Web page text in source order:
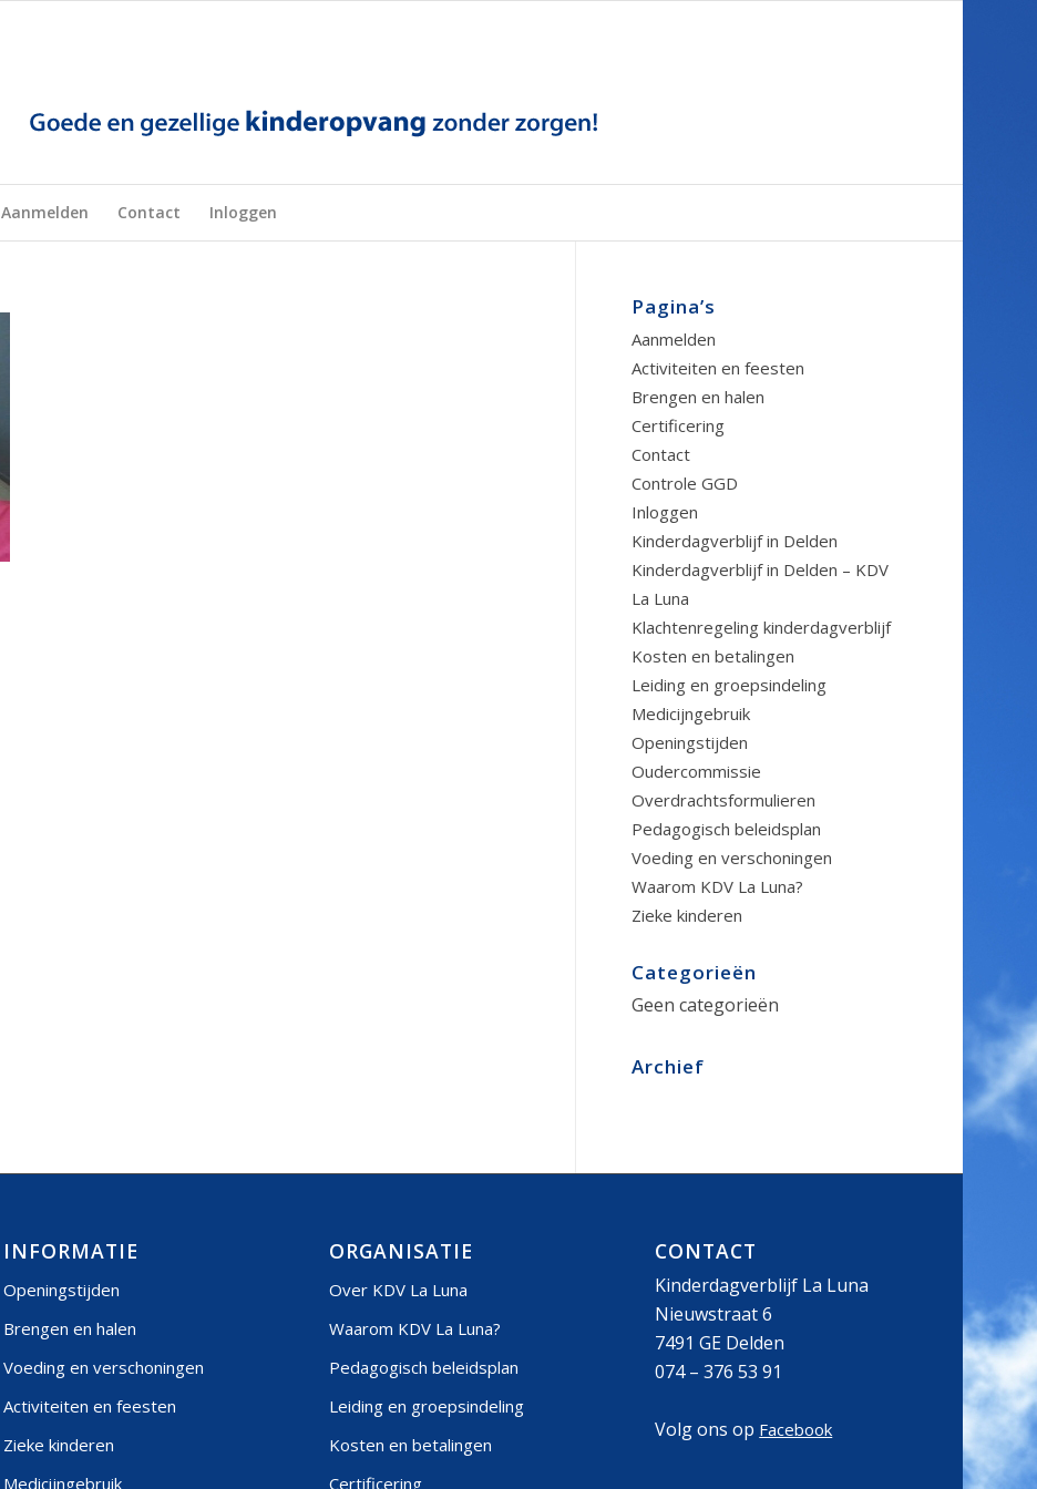
Aanmelden Contact Inloggen
Pagina’s
Aanmelden
Activiteiten en feesten
Brengen en halen
Certificering
Contact
Controle GGD
Inloggen
Kinderdagverblijf in Delden
Kinderdagverblijf in Delden – KDV
La Luna
Klachtenregeling kinderdagverblijf
Kosten en betalingen
Leiding en groepsindeling
Medicijngebruik
Openingstijden
Oudercommissie
Overdrachtsformulieren
Pedagogisch beleidsplan
Voeding en verschoningen
Waarom KDV La Luna?
Zieke kinderen
Categorieën
Geen categorieën
Archief
INFORMATIE
Openingstijden
Brengen en halen
Voeding en verschoningen
Activiteiten en feesten
Zieke kinderen
Medicijngebruik
ORGANISATIE
Over KDV La Luna
Waarom KDV La Luna?
Pedagogisch beleidsplan
Leiding en groepsindeling
Kosten en betalingen
Certificering
CONTACT
Kinderdagverblijf La Luna
Nieuwstraat 6
7491 GE Delden
074 – 376 53 91
Volg ons op Facebook